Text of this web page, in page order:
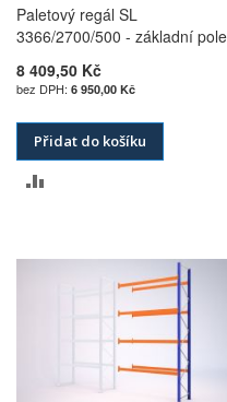
Paletový regál SL
3366/2700/500 - základní pole
8 409,50 Kč
6 950,00 Kč
Přidat do košíku
POROVNÁNÍ